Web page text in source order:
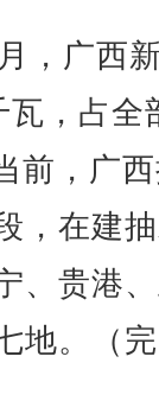
广西
瓦，占全
前，广
，在建
、贵港
地。（